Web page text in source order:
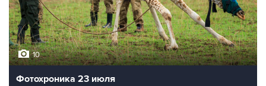
10
Фотохроника 23 июля